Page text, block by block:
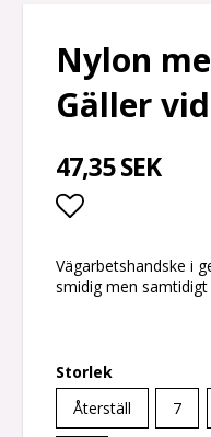
Nylon
Gäller
47,35 SEK
Vägarbetshandske i
smidig men
Storlek
Återställ
7